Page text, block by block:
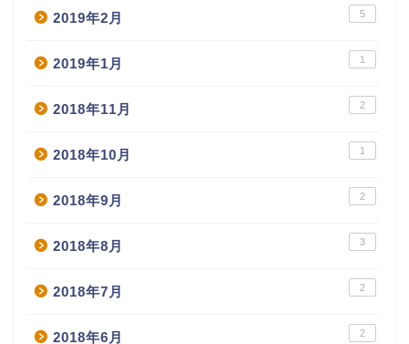
2019年2月 5
2019年1月 1
2018年11月 2
2018年10月 1
2018年9月 2
2018年8月 3
2018年7月 2
2018年6月 2